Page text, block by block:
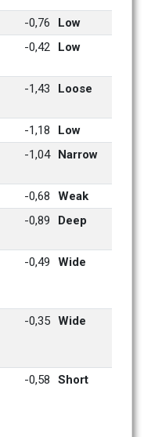
-0,76
Low
-0,42 Low
-1,43 Loose
-1,18
Low
-1,04 Narrow
-0,68
Weak
-0,89 Deep
-0,49 Wide
-0,35 Wide
-0,58 Short